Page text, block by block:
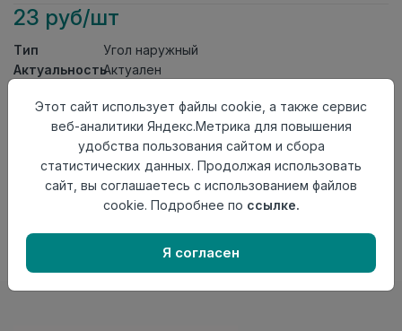
23 руб/шт
Тип
Угол наружный
АктуальностьАктуален
Осталось124 шт
Добавить в корзину
Внимание! Внешний вид товара может отличаться от
представленного на настоящем сайте. Проверяйте
в момент приобретения товара.
Этот сайт использует файлы cookie, а также сервис
веб-аналитики Яндекс.Метрика для повышения
удобства пользования сайтом и сбора
статистических данных. Продолжая использовать
сайт, вы соглашаетесь с использованием файлов
cookie. Подробнее по ссылке.
Я согласен